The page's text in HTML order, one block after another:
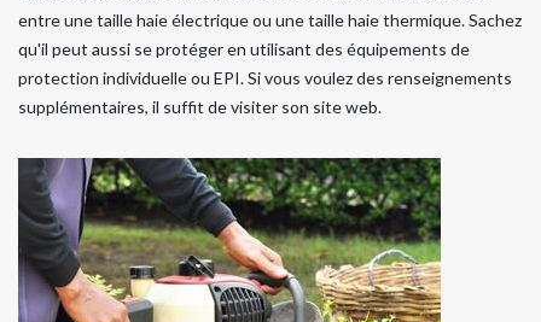
entre une taille haie électrique ou une taille haie thermique. Sachez
qu'il peut aussi se protéger en utilisant des équipements de
protection individuelle ou EPI. Si vous voulez des renseignements
supplémentaires, il suffit de visiter son site web.